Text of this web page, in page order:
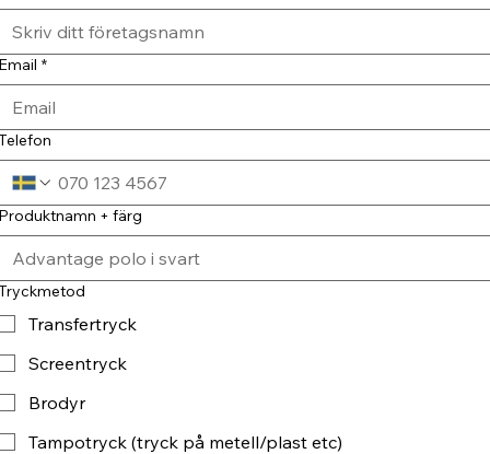
*
+ färg
Transfertryck
Screentryck
Brodyr
Tampotryck (tryck på metell/plast etc)